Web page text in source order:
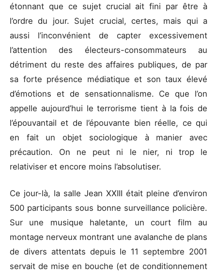
étonnant que ce sujet crucial ait fini par être à
l’ordre du jour. Sujet crucial, certes, mais qui a
aussi l’inconvénient de capter excessivement
l’attention des électeurs-consommateurs au
détriment du reste des affaires publiques, de par
sa forte présence médiatique et son taux élevé
d’émotions et de sensationnalisme. Ce que l’on
appelle aujourd’hui le terrorisme tient à la fois de
l’épouvantail et de l’épouvante bien réelle, ce qui
en fait un objet sociologique à manier avec
précaution. On ne peut ni le nier, ni trop le
relativiser et encore moins l’absolutiser.
Ce jour-là, la salle Jean XXIII était pleine d’environ
500 participants sous bonne surveillance policière.
Sur une musique haletante, un court film au
montage nerveux montrant une avalanche de plans
de divers attentats depuis le 11 septembre 2001
servait de mise en bouche (et de conditionnement